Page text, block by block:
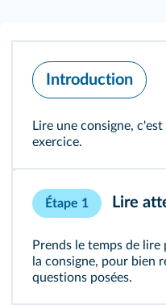
Introduction
Lire une consigne,
exercice.
Étape 1 Lire
Prends le temps de
la consigne, pour bien
questions posées.